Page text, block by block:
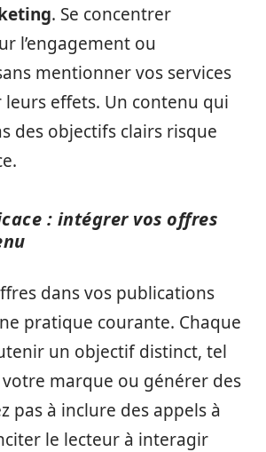
. Se concentrer
l’engagement ou
mentionner vos services
effets. Un contenu qui
des objectifs clairs risque
: intégrer vos offres
dans vos publications
pratique courante. Chaque
un objectif distinct, tel
marque ou générer des
pas à inclure des appels à
le lecteur à interagir